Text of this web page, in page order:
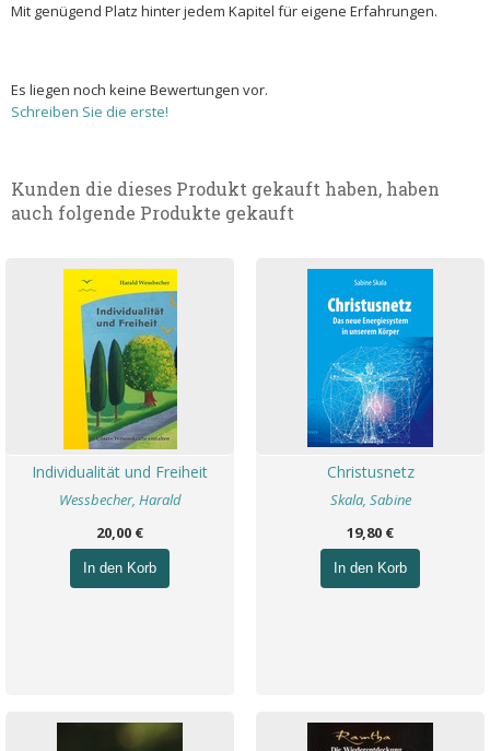
Mit genügend Platz hinter jedem Kapitel für eigene Erfahrungen.
Es liegen noch keine Bewertungen vor.
Schreiben Sie die erste!
Kunden die dieses Produkt gekauft haben, haben
auch folgende Produkte gekauft
Individualität und Freiheit
Wessbecher, Harald
20,00 €
In den Korb
Christusnetz
Skala, Sabine
19,80 €
In den Korb